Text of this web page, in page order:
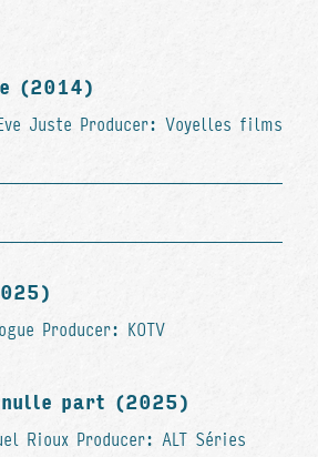
(2014)
Juste Producer: Voyelles films
Producer: KOTV
part (2025)
Rioux Producer: ALT Séries